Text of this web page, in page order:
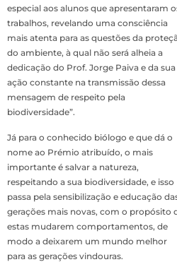
especial aos alunos que apresentaram
trabalhos, revelando uma consciência
mais atenta para as questões da
do ambiente, à qual não será alheia a
dedicação do Prof. Jorge Paiva e da sua
ação constante na transmissão dessa
mensagem de respeito pela
biodiversidade”.
Já para o conhecido biólogo e que dá o
nome ao Prémio atribuído, o mais
importante é salvar a natureza,
respeitando a sua biodiversidade, e isso
passa pela sensibilização e educação
gerações mais novas, com o propósito
estas mudarem comportamentos, de
modo a deixarem um mundo melhor
para as gerações vindouras.